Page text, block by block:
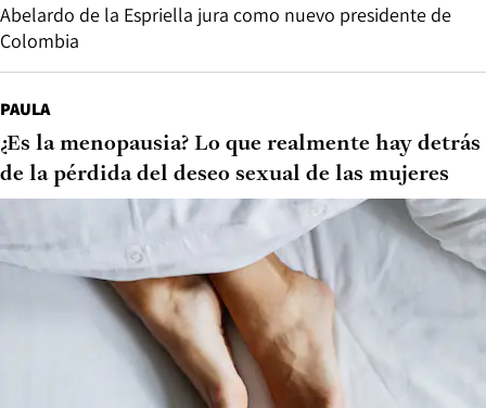
Abelardo de la Espriella jura como nuevo presidente de
Colombia
PAULA
¿Es la menopausia? Lo que realmente hay detrás
de la pérdida del deseo sexual de las mujeres